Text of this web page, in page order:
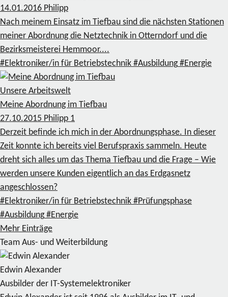
14.01.2016 Philipp
Nach meinem Einsatz im Tiefbau sind die nächsten Stationen
meiner Abordnung die Netztechnik in Otterndorf und die
Bezirksmeisterei Hemmoor....
#Elektroniker/in für Betriebstechnik #Ausbildung #Energie
Unsere Arbeitswelt
Meine Abordnung im Tiefbau
27.10.2015 Philipp 1
Derzeit befinde ich mich in der Abordnungsphase. In dieser
Zeit konnte ich bereits viel Berufspraxis sammeln. Heute
dreht sich alles um das Thema Tiefbau und die Frage – Wie
werden unsere Kunden eigentlich an das Erdgasnetz
angeschlossen?
#Elektroniker/in für Betriebstechnik #Prüfungsphase
#Ausbildung #Energie
Mehr Einträge
Team Aus- und Weiterbildung
Edwin Alexander
Ausbilder der IT-Systemelektroniker